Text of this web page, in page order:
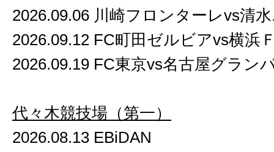
2026.09.06 川崎フロンターレvs清
2026.09.12 FC町田ゼルビアvs横浜
2026.09.19 FC東京vs名古屋グラン
代々木競技場（第一）
2026.08.13 EBiDAN